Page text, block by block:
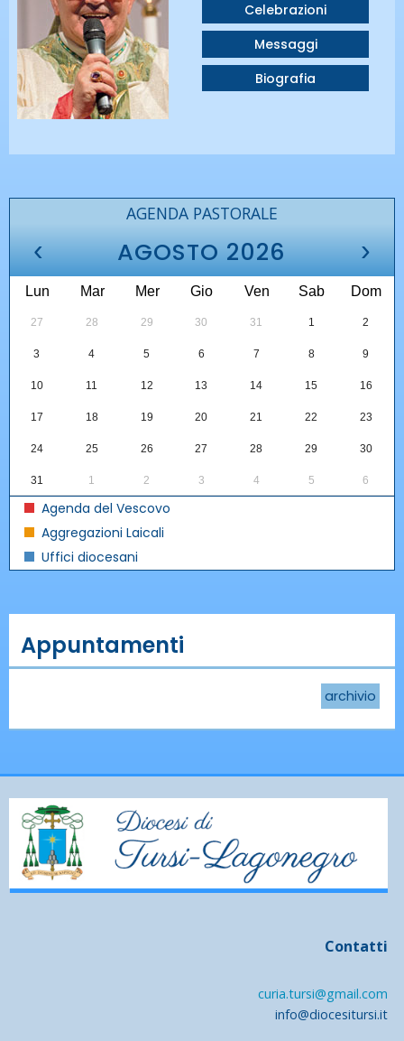
Celebrazioni
Messaggi
Biografia
AGENDA PASTORALE
‹ AGOSTO 2026 ›
Lun Mar Mer Gio Ven Sab Dom
27 28 29 30 31 1 2
3 4 5 6 7 8 9
10 11 12 13 14 15 16
17 18 19 20 21 22 23
24 25 26 27 28 29 30
31 1 2 3 4 5 6
Agenda del Vescovo
Aggregazioni Laicali
Uffici diocesani
Appuntamenti
archivio
Contatti
curia.tursi@gmail.com
info@diocesitursi.it